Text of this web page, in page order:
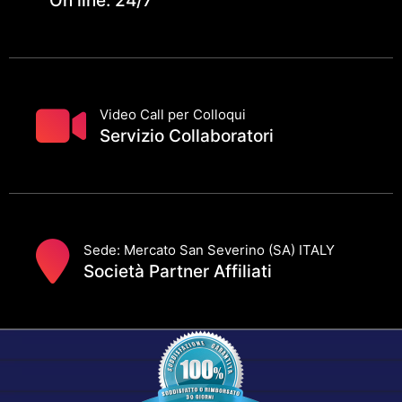
Video Call per Colloqui
Servizio Collaboratori
Sede: Mercato San Severino (SA) ITALY
Società Partner Affiliati